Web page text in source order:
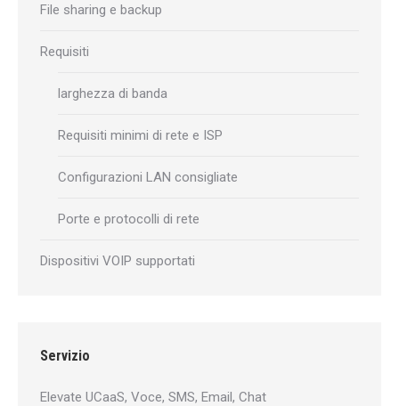
File sharing e backup
Requisiti
larghezza di banda
Requisiti minimi di rete e ISP
Configurazioni LAN consigliate
Porte e protocolli di rete
Dispositivi VOIP supportati
Servizio
Elevate UCaaS, Voce, SMS, Email, Chat